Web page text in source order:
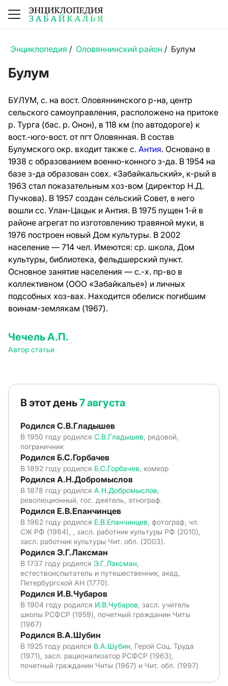
Энциклопедия / Оловяннинский район / Булум
Булум
БУЛУМ, с. на вост. Оловяннинского р-на, центр
сельского самоуправления, расположено на притоке
р. Турга (бас. р. Онон), в 118 км (по автодороге) к
вост.-юго-вост. от пгт Оловянная. В состав
Булумского окр. входит также с. Антия. Основано в
1938 с образованием военно-конного з-да. В 1954 на
базе з-да образован совх. «Забайкальский», к-рый в
1963 стал показательным хоз-вом (директор Н.Д.
Пучкова). В 1957 создан сельский Совет, в него
вошли сс. Улан-Цацык и Антия. В 1975 пущен 1-й в
районе агрегат по изготовлению травяной муки, в
1976 построен новый Дом культуры. В 2002
население — 714 чел. Имеются: ср. школа, Дом
культуры, библиотека, фельдшерский пункт.
Основное занятие населения — с.-х. пр-во в
коллективном (ООО «Забайкалье») и личных
подсобных хоз-вах. Находится обелиск погибшим
воинам-землякам (1967).
Чечель А.П.
Автор статьи
В этот день7 августа
Родился С.В.Гладышев
В 1950 году родился С.В.Гладышев , рядовой,
пограничник
Родился Б.С.Горбачев
В 1892 году родился Б.С.Горбачев , комкор
Родился А.Н.Добромыслов
В 1878 году родился А.Н.Добромыслов
революционный, гос. деятель, этнограф.
Родился Е.В.Епанчинцев
В 1962 году родился Е.В.Епанчинцев , фотограф, чл.
СЖ РФ (1984), , засл. работник культуры РФ (2010),
засл. работник культуры Чит. обл. (2003).
Родился Э.Г.Лаксман
В 1737 году родился Э.Г.Лаксман
естествоиспытатель и путешественник, акад.
Петербургской АН (1770).
Родился И.В.Чубаров
В 1904 году родился И.В.Чубаров , засл. учитель
школы РСФСР (1959), почетный гражданин Читы
(1967)
Родился В.А.Шубин
В 1925 году родился В.А.Шубин , Герой Соц. Труда
(1971), засл. рационализатор РСФСР (1963),
почетный гражданин Читы (1967) и Чит. обл. (1997)